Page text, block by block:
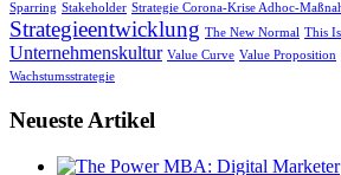
Sparring Stakeholder Strategie Corona-Krise Adhoc-
Strategieentwicklung The New Normal This
Unternehmenskultur Value Curve Value Proposition
Wachstumsstrategie
Neueste Artikel